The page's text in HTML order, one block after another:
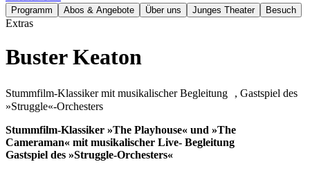
Programm Abos & Angebote Über uns Junges Theater Besuch
Extras
Buster Keaton
Stummfilm-Klassiker mit musikalischer Begleitung , Gastspiel des
»Struggle«-Orchesters
Stummfilm-Klassiker »The Playhouse« und »The
Cameraman« mit musikalischer Live- Begleitung
Gastspiel des »Struggle-Orchesters«